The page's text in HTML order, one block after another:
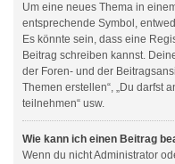
Um eine neues Thema in
entsprechende Symbol,
Es könnte sein, dass eine
Beitrag schreiben kannst.
der Foren- und der
Themen erstellen“, „Du darfst
teilnehmen“ usw.
Wie kann ich einen Beitrag
Wenn du nicht Administrator